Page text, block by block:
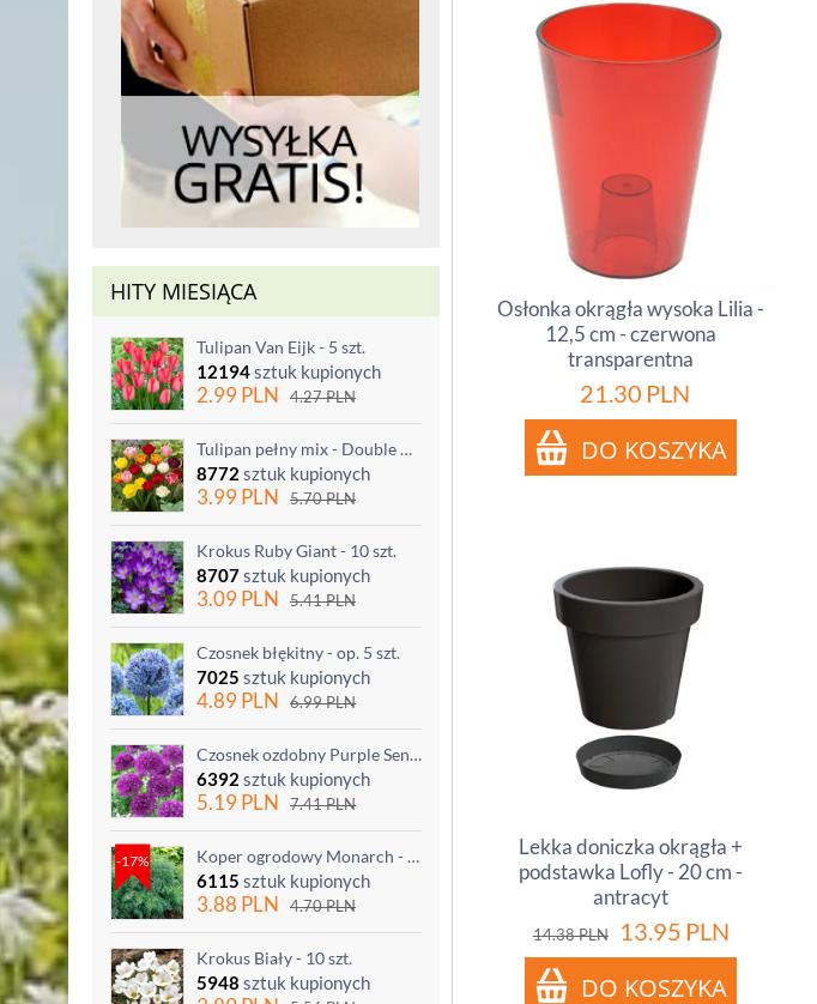
HITY MIESIĄCA
Tulipan Van Eijk - 5 szt.
12194sztuk kupionych
2.99PLN 4.27PLN
Tulipan pełny mix - Double mix - 5 szt.
8772 sztuk kupionych
3.99PLN 5.70PLN
Krokus Ruby Giant - 10 szt.
8707sztuk kupionych
3.09PLN 5.41PLN
Czosnek błękitny - op. 5 szt.
7025 sztuk kupionych
4.89PLN 6.99PLN
Czosnek ozdobny Purple Sensation - op. 3 szt.
6392 sztuk kupionych
5.19PLN 7.41PLN
-17% Koper ogrodowy Monarch - po ścięciu odrasta
6115 sztuk kupionych
3.88 PLN 4.70PLN
Krokus Biały - 10 szt.
5948 sztuk kupionych
Osłonka okrągła wysoka Lilia -
12,5 cm - czerwona
transparentna
21.30 PLN
Lekka doniczka okrągła +
podstawka Lofly - 20 cm -
antracyt
14.38PLN 13.95 PLN